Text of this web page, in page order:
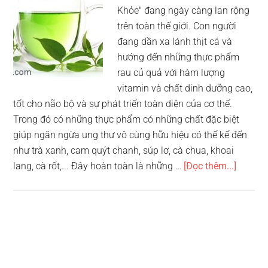
Khỏe" đang ngày càng lan rộng
trên toàn thế giới. Con người
đang dần xa lánh thịt cá và
hướng đến những thực phẩm
rau củ quả với hàm lượng
vitamin và chất dinh dưỡng cao,
tốt cho não bộ và sự phát triển toàn diện của cơ thể.
Trong đó có những thực phẩm có những chất đặc biệt
giúp ngăn ngừa ung thư vô cùng hữu hiệu có thể kể đến
như trà xanh, cam quýt chanh, súp lơ, cà chua, khoai
lang, cà rốt,... Đây hoàn toàn là những … [Đọc thêm...]